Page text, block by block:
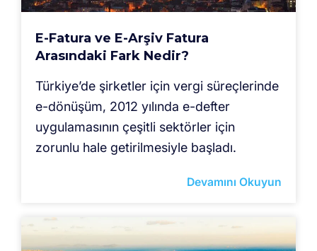
E-Fatura ve E-Arşiv Fatura
Arasındaki Fark Nedir?
Türkiye’de şirketler için vergi süreçlerinde
e-dönüşüm, 2012 yılında e-defter
uygulamasının çeşitli sektörler için
zorunlu hale getirilmesiyle başladı.
Devamını Okuyun